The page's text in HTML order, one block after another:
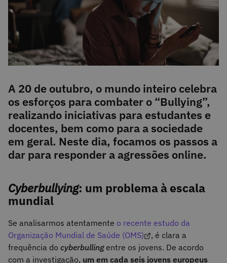
A 20 de outubro, o mundo inteiro celebra
os esforços para combater o “Bullying”,
realizando iniciativas para estudantes e
docentes, bem como para a sociedade
em geral. Neste dia, focamos os passos a
dar para responder a agressões online.
Cyberbullying: um problema à escala
mundial
Se analisarmos atentamente o recente estudo da
Organização Mundial de Saúde (OMS)
, é clara a
frequência do cyberbullingentre os jovens. De acordo
com a investigação, um em cada seis jovens europeus